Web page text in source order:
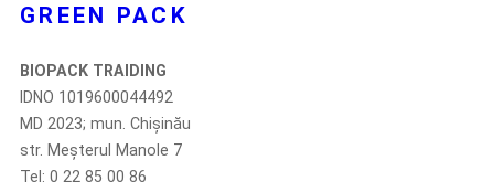
GREEN PACK
BIOPACK TRAIDING
IDNO 1019600044492
MD 2023; mun. Chișinău
str. Meșterul Manole 7
Tel: 0 22 85 00 86